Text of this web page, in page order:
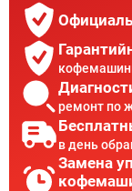
ремонт по
в день
Замена